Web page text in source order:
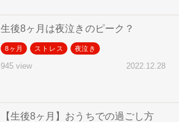
生後8ヶ月は夜泣きのピーク？
8ヶ月 ストレス 夜泣き
945 view 2022.12.28
【生後8ヶ月】おうちでの過ごし方